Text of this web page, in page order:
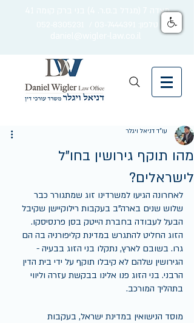
מצדה 7 (מגדל ב.ס.ר. 4) בני ברק קומה 41
מהו תוקף גירושין בחו"ל
לישראלים?
עו"ד דניאל ויגלר
לאחרונה הגיעו למשרדינו זוג שמתגורר כבר
שלוש שנים בארה"ב בעקבות רילוקיישן שקיבל
הבעל לעבודה בחברת הייטק בסן פרנסיסקו.
הזוג החליט להתגרש במדינת קליפורניה בה הם
גרו. בשובם לארץ, נתקלו בני הזוג בבעיה -
הגירושין שלהם לא קיבלו תוקף על ידי בית הדין
הרבני. בני הזוג פנו אלינו בבקשת עזרה וליווי
בתהליך המורכב.
מוסד הנישואין במדינת ישראל, בעקבות